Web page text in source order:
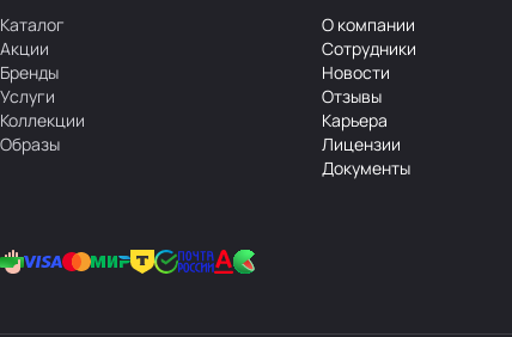
Каталог
Акции
Бренды
Услуги
Коллекции
Образы
О компании
Сотрудники
Новости
Отзывы
Карьера
Лицензии
Документы